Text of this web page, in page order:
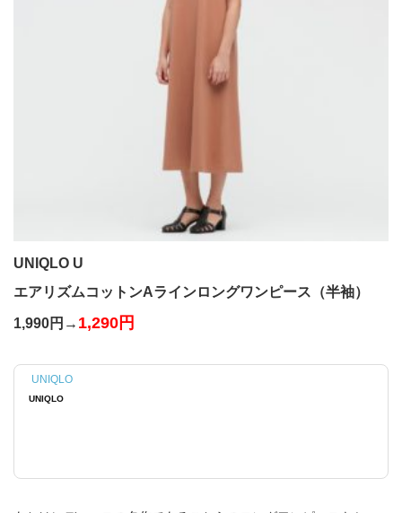
UNIQLO U
エアリズムコットンAラインロングワンピース（半袖）
1,990円→ 1,290円
UNIQLO
UNIQLO